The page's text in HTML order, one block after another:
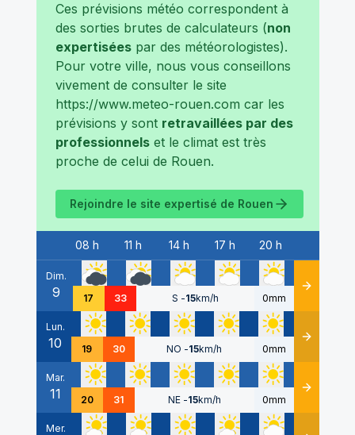
Ces prévisions météo correspondent à
des sorties brutes de calculateurs (non
expertiséespar des météorologistes).
Pour votre ville, nous vous conseillons
vivement de consulter le site
https://www.meteo-rouen.com car les
prévisions y sont retravaillées par des
professionnelset le climat est très
proche de celui de Rouen.
Rejoindre le site expertisé de Rouen
Date
08 h 11 h 14 h 17 h 20 h
Dim.
9 17 33 S -15km/h 0mm Détails
Lun.
10 19 30 NO -15km/h 0mm Détails
Mar.
11 20 31 NE -15km/h 0mm Détails
Mer.